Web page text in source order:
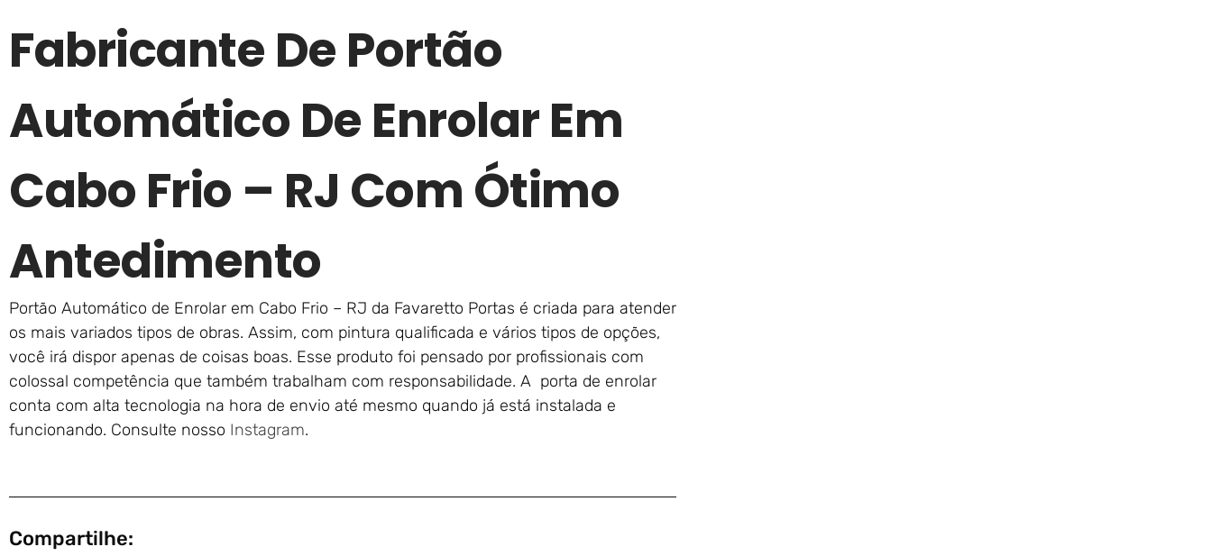
Fabricante De Portão
Automático De Enrolar Em
Cabo Frio – RJ Com Ótimo
Antedimento
Portão Automático de Enrolar em Cabo Frio – RJ da Favaretto Portas é criada para atender
os mais variados tipos de obras. Assim, com pintura qualificada e vários tipos de opções,
você irá dispor apenas de coisas boas. Esse produto foi pensado por profissionais com
colossal competência que também trabalham com responsabilidade. A porta de enrolar
conta com alta tecnologia na hora de envio até mesmo quando já está instalada e
funcionando. Consulte nosso Instagram.
Compartilhe: